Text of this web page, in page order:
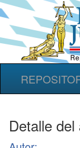
Detalle